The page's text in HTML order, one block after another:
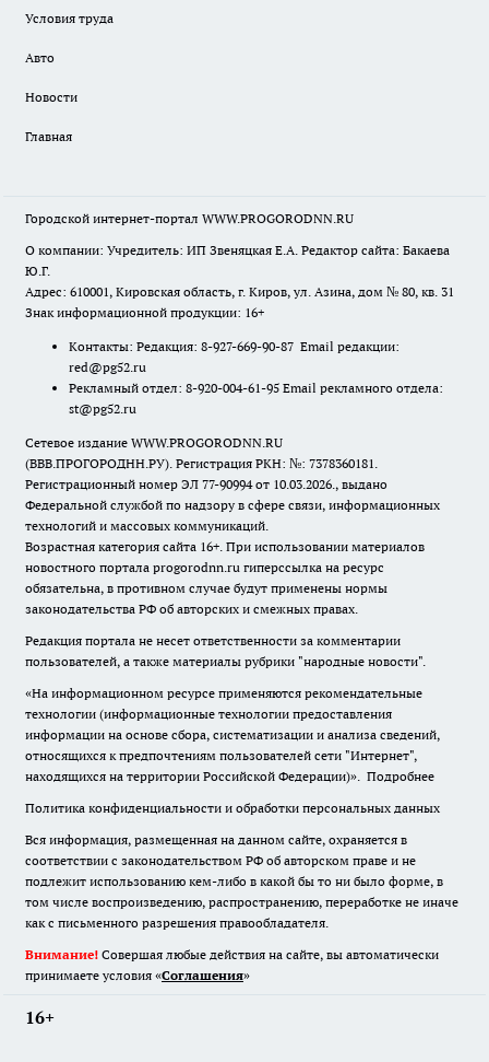
Условия труда
Авто
Новости
Главная
Городской интернет-портал WWW.PROGORODNN.RU
О компании: Учредитель: ИП Звеняцкая Е.А. Редактор сайта: Бакаева
Ю.Г.
Адрес: 610001, Кировская область, г. Киров, ул. Азина, дом № 80, кв. 31
Знак информационной продукции: 16+
Контакты: Редакция: 8-927-669-90-87 Email редакции:
red@pg52.ru
Рекламный отдел: 8-920-004-61-95 Email рекламного отдела:
st@pg52.ru
Сетевое издание WWW.PROGORODNN.RU
(ВВВ.ПРОГОРОДНН.РУ). Регистрация РКН: №: 7378360181.
Регистрационный номер ЭЛ 77-90994 от 10.03.2026., выдано
Федеральной службой по надзору в сфере связи, информационных
технологий и массовых коммуникаций.
Возрастная категория сайта 16+. При использовании материалов
новостного портала progorodnn.ru гиперссылка на ресурс
обязательна, в противном случае будут применены нормы
законодательства РФ об авторских и смежных правах.
Редакция портала не несет ответственности за комментарии
пользователей, а также материалы рубрики "народные новости".
«На информационном ресурсе применяются рекомендательные
технологии (информационные технологии предоставления
информации на основе сбора, систематизации и анализа сведений,
относящихся к предпочтениям пользователей сети "Интернет",
находящихся на территории Российской Федерации)». Подробнее
Политика конфиденциальности и обработки персональных данных
Вся информация, размещенная на данном сайте, охраняется в
соответствии с законодательством РФ об авторском праве и не
подлежит использованию кем-либо в какой бы то ни было форме, в
том числе воспроизведению, распространению, переработке не иначе
как с письменного разрешения правообладателя.
Внимание! Совершая любые действия на сайте, вы автоматически
принимаете условия «Cоглашения»
16+